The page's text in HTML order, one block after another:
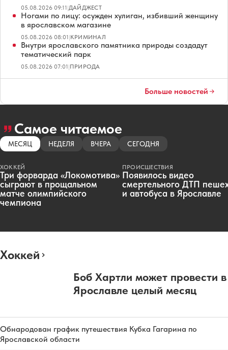
05.08.2026 09:11|ДАЙДЖЕСТ
Ногами по лицу: осужден хулиган, избивший женщину
в ярославском магазине
05.08.2026 08:01|КРИМИНАЛ
Внутри ярославского памятника природы создадут
тематический парк
05.08.2026 07:01|ПРИРОДА
Больше новостей
Самое читаемое
МЕСЯЦ НЕДЕЛЯ ВЧЕРА СЕГОДНЯ
ХОККЕЙ
Три форварда «Локомотива»
сыграют в прощальном
матче олимпийского
чемпиона
ПРОИСШЕСТВИЯ
Появилось видео
смертельного ДТП
и автобуса в Ярославле
Хоккей
Боб Хартли может провести в
Ярославле целый месяц
Обнародован график путешествия Кубка Гагарина по
Ярославской области